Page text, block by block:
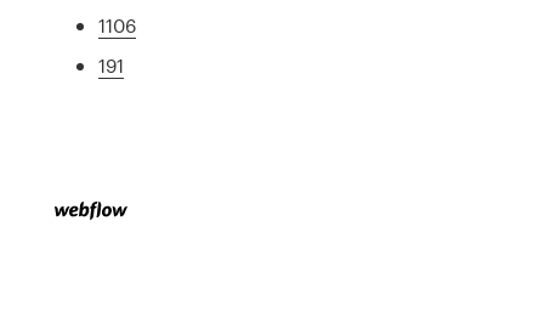
1106
191